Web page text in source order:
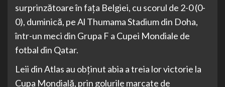
surprinzătoare în faţa Belgiei, cu scorul de 2-0 (0-
0), duminică, pe Al Thumama Stadium din Doha,
într-un meci din Grupa F a Cupei Mondiale de
fotbal din Qatar.
Leii din Atlas au obţinut abia a treia lor victorie la
Cupa Mondială, prin golurile marcate de